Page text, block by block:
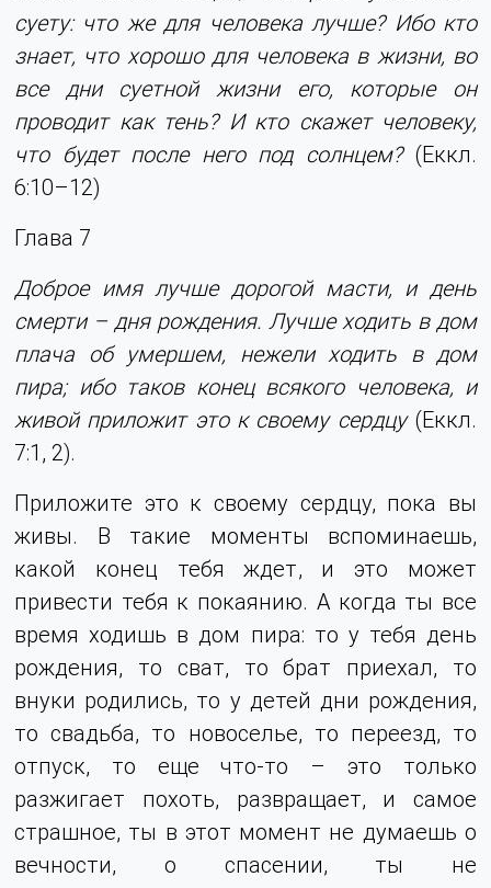
суету: что же для человека лучше? Ибо кто
знает, что хорошо для человека в жизни, во
все дни суетной жизни его, которые он
проводит как тень? И кто скажет человеку,
что будет после него под солнцем? (Еккл.
6:10–12)
Глава 7
Доброе имя лучше дорогой масти, и день
смерти – дня рождения. Лучше ходить в дом
плача об умершем, нежели ходить в дом
пира; ибо таков конец всякого человека, и
живой приложит это к своему сердцу (Еккл.
7:1, 2).
Приложите это к своему сердцу, пока вы
живы. В такие моменты вспоминаешь,
какой конец тебя ждет, и это может
привести тебя к покаянию. А когда ты все
время ходишь в дом пира: то у тебя день
рождения, то сват, то брат приехал, то
внуки родились, то у детей дни рождения,
то свадьба, то новоселье, то переезд, то
отпуск, то еще что-то – это только
разжигает похоть, развращает, и самое
страшное, ты в этот момент не думаешь о
вечности, о спасении, ты не